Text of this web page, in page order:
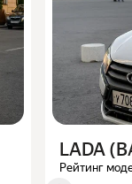
LADA
Рейтинг